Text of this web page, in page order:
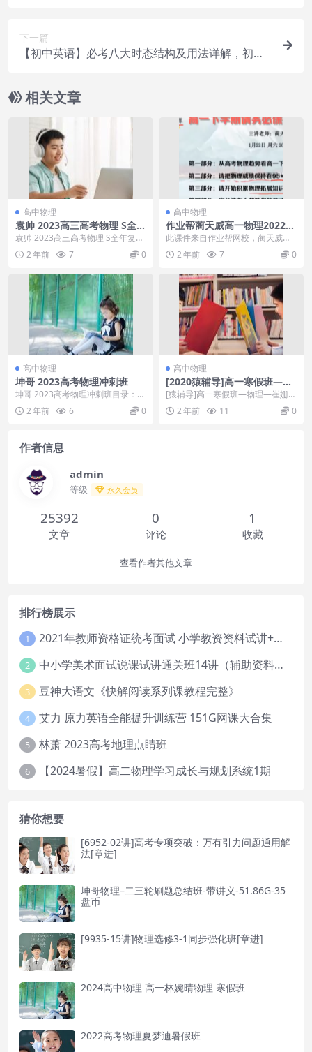
下一篇
【初中英语】必考八大时态结构及用法详解，初中
相关文章
高中物理
袁帅 2023高三高考物理 S全年
复习 暑秋寒春
袁帅 2023高三高考物理 S全年复习
暑秋寒春目录：春季班：20.直播
【综合复...
2 年前 7 0
高中物理
作业帮蔺天威高一物理2022年
寒假冲顶班课程
此课件来自作业帮网校，蔺天威高
一物理2022年寒假冲顶班课程。此
课件主要知识点包...
2 年前 7 0
高中物理
坤哥 2023高考物理冲刺班
坤哥 2023高考物理冲刺班目录：2
7.2023各地最新模考好题精讲1.mp
42...2 年前 6 0
高中物理
[2020猿辅导]高一寒假班—物
理—崔姗姗
[猿辅导]高一寒假班—物理—崔姗姗
[百度网盘免费下载] ...
2 年前 11 0
作者信息
admin
等级 永久会员
25392
文章
0
评论
1
收藏
查看作者其他文章
排行榜展示
1 2021年教师资格证统考面试 小学教资资料试讲+答辩
2 中小学美术面试说课试讲通关班14讲（辅助资料第一套）
3 豆神大语文《快解阅读系列课教程完整》
4 艾力 原力英语全能提升训练营 151G网课大合集
5 林萧 2023高考地理点睛班
6 【2024暑假】高二物理学习成长与规划系统1期
猜你想要
[6952-02讲]高考专项突破：万有引力问题通用解
法[章进]
坤哥物理–二三轮刷题总结班-带讲义-51.86G-35
盘币
[9935-15讲]物理选修3-1同步强化班[章进]
2024高中物理 高一林婉晴物理 寒假班
2022高考物理夏梦迪暑假班